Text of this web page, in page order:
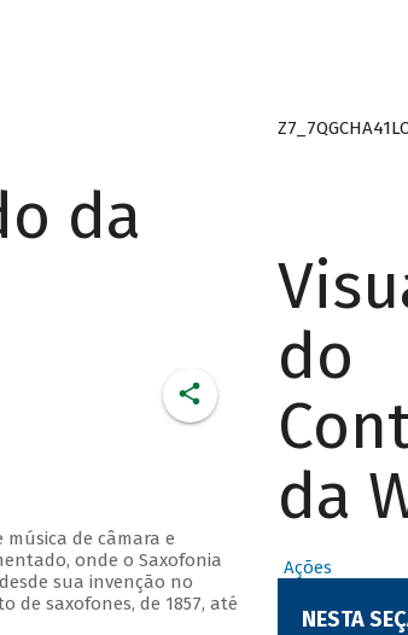
da
de câmara e
onde o Saxofonia
sua invenção no
de saxofones, de 1857, até
do
da
Ações
NESTA